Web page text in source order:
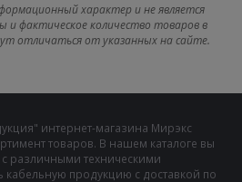
характер и не является
и фактическое количество товаров в
отличаться от указанных на сайте.
интернет-магазина Мирэкс
товаров. В нашем каталоге вы
различными техническими
кабельную продукцию с доставкой по